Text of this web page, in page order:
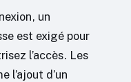
un
est exigé pour
l’accès. Les
l’ajout d’un